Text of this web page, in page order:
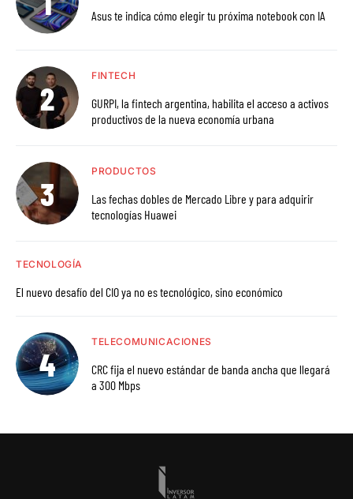
Asus te indica cómo elegir tu próxima notebook con IA
FINTECH
GURPI, la fintech argentina, habilita el acceso a activos
productivos de la nueva economía urbana
PRODUCTOS
Las fechas dobles de Mercado Libre y para adquirir
tecnologías Huawei
TECNOLOGÍA
El nuevo desafío del CIO ya no es tecnológico, sino económico
TELECOMUNICACIONES
CRC fija el nuevo estándar de banda ancha que llegará
a 300 Mbps